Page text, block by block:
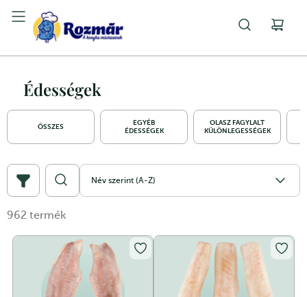
Édességek
ÖSSZES
EGYÉB
ÉDESSÉGEK
OLASZ FAGYLALT
KÜLÖNLEGESSÉGEK
962 termék
Név szerint (A-Z)